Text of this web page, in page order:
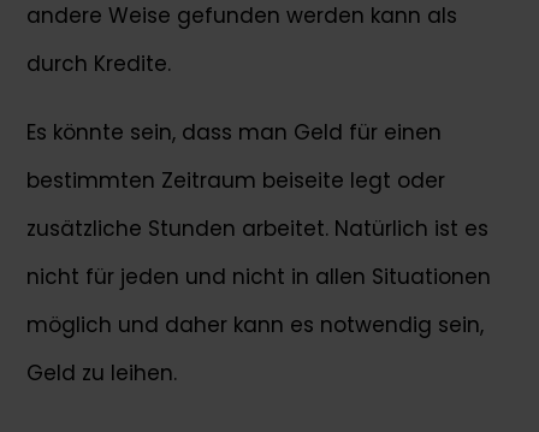
andere Weise gefunden werden kann als
durch Kredite.
Es könnte sein, dass man Geld für einen
bestimmten Zeitraum beiseite legt oder
zusätzliche Stunden arbeitet. Natürlich ist es
nicht für jeden und nicht in allen Situationen
möglich und daher kann es notwendig sein,
Geld zu leihen.